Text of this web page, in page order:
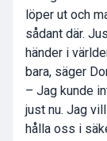
löper ut och
sådant där.
händer i
bara, säger
– Jag kunde
just nu. Jag
hålla oss i